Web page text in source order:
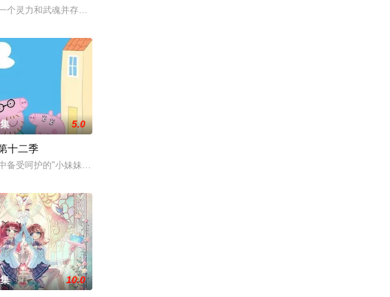
一！琐事中脑洞大开，以充满趣味的方式应对生活琐事或难题，碰撞出欢乐的火花。在用幽默为你
个灵力和武魂并存的世界，灵修一念动山河，武者徒手撕天地。星辰镇昔日天才辰天，十岁后
，就受到了学生妙仙语的刻意刁难，牧云轻松的就化解了妙仙语
过现实的迷宫，欢迎光临“谷雨街后巷”。 在这有着无尽时间的酒馆里， 点杯梦，邂逅形形色
渊崛起，黑暗如潮水般吞噬大地……缔默完成了命运的蜕变——她不再是被守护的少女，而是手持
5.0
十二季
备受呵护的"小妹妹"一跃成为肩负责任的"大姐姐"，而乔治从集万千宠爱于一身的"小弟弟"转变为
10.0